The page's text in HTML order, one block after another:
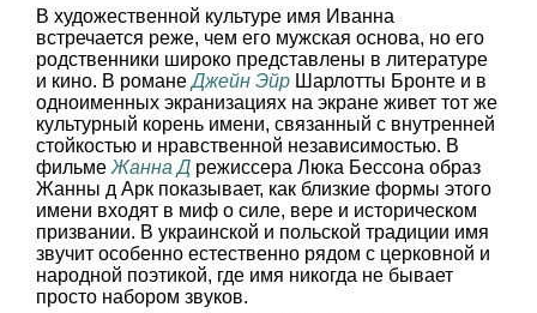
В художественной культуре имя Иванна
встречается реже, чем его мужская основа, но его
родственники широко представлены в литературе
и кино. В романеДжейн Эйр Шарлотты Бронте и в
одноименных экранизациях на экране живет тот же
культурный корень имени, связанный с внутренней
стойкостью и нравственной независимостью. В
фильме Жанна Д режиссера Люка Бессона образ
Жанны д Арк показывает, как близкие формы этого
имени входят в миф о силе, вере и историческом
призвании. В украинской и польской традиции имя
звучит особенно естественно рядом с церковной и
народной поэтикой, где имя никогда не бывает
просто набором звуков.